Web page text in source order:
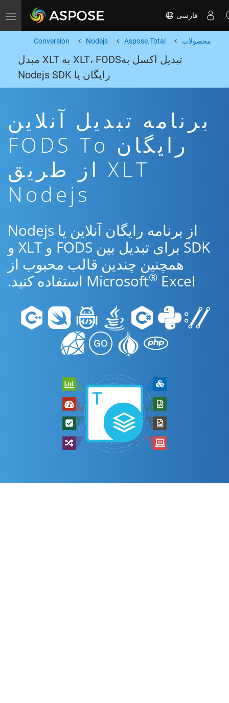
Toggle navigation فارسی
محصولات Aspose.Total
Nodejs
Conversion
تبدیل اکسل بهXLT، FODS به XLT مبدل
رایگان یا Nodejs SDK
برنامه تبدیل آنلاین
رایگان FODS To
XLT از طریق
Nodejs
از برنامه رایگان آنلاین یا Nodejs
SDK برای تبدیل بین FODS و XLT و
همچنین چندین قالب محبوب از
Microsoft® Excel استفاده کنید.